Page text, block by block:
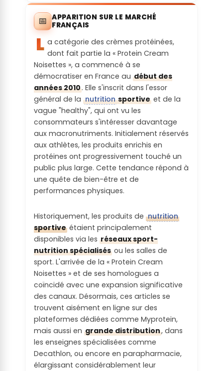
Irritations :
Le produit contient une ou plusieurs
substances potentiellement irritantes
Troubles
digestifs :
Le produit contient une ou plusieurs
substances potentiellement irritantes
Recyclabilit
é des
emballages
:
L'emballage est recyclé en France
Labels sur
produit fini :
Le produit fini est certifié durable via un
label environnemental public
principale
Score PDCAA entre 0.8 et 1
Quantité de
fibres par
portion :
En dessous de 10% des AQR (=<3g)
Quantité de
sel par
portion :
En dessous de 5% des AQR (=<0,25g)
Charge
glycémique
/ Composé
d’un
ingrédient
susceptible
d’augmente
r fortement
la glycémie
:
Produit composé en majorité
d'ingrédients à IG bas avec d'autres à IG
moyen
📅 APPARITION SUR LE MARCHÉ
FRANÇAIS
L a catégorie des crèmes protéinées,
dont fait partie la « Protein Cream
Noisettes », a commencé à se
démocratiser en France audébut des
années 2010. Elle s'inscrit dans l'essor
général de la nutritionsportive et de la
vague "healthy", qui ont vu les
consommateurs s'intéresser davantage
aux macronutriments. Initialement réservés
aux athlètes, les produits enrichis en
protéines ont progressivement touché un
public plus large. Cette tendance répond à
une quête de bien-être et de
performances physiques.
Historiquement, les produits de nutrition
sportive étaient principalement
disponibles via lesréseaux sport-
nutrition spécialisés ou les salles de
sport. L'arrivée de la « Protein Cream
Noisettes » et de ses homologues a
coïncidé avec une expansion significative
des canaux. Désormais, ces articles se
trouvent aisément en ligne sur des
plateformes dédiées comme Myprotein,
mais aussi engrande distribution, dans
les enseignes spécialisées comme
Decathlon, ou encore en parapharmacie,
élargissant considérablement leur